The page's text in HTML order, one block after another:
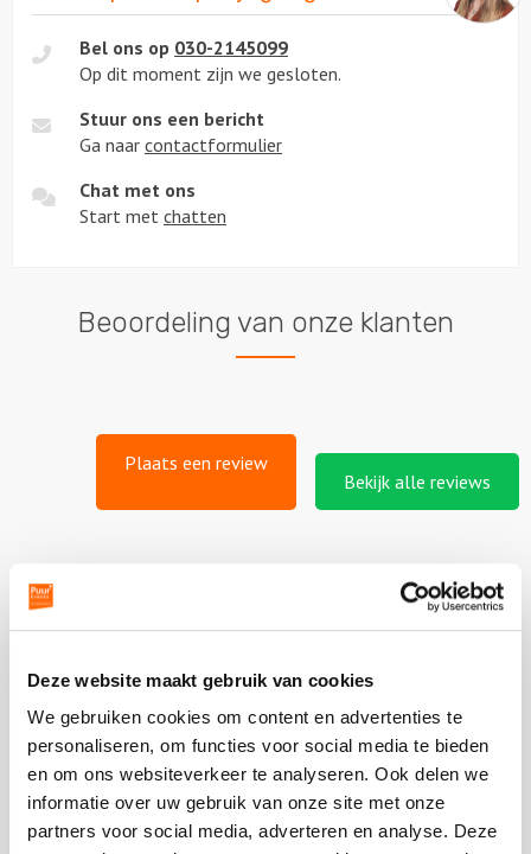
Deze website maakt gebruik van cookies
We gebruiken cookies om content en advertenties te
personaliseren, om functies voor social media te bieden
en om ons websiteverkeer te analyseren. Ook delen we
informatie over uw gebruik van onze site met onze
partners voor social media, adverteren en analyse. Deze
Bel ons op 030-2145099
Op dit moment zijn we gesloten.
Stuur ons een bericht
Ga naar contactformulier
Chat met ons
Start met chatten
Beoordeling van onze klanten
Plaats een review
Bekijk alle reviews
Bekijk
Pubquiz
Bekijk
Pubquiz